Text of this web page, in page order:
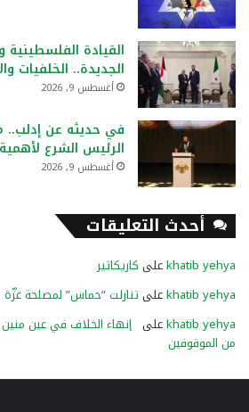
القيادة الفلسطينية
الجديدة.. الخلفيات
أغسطس 9, 2026
في حديثه عن إدلب..
الرئيس الشرع
أغسطس 9, 2026
أحدث التعليقات
khatib yehyaعلى كاريكاتير
khatib yehyaعلى تنازلت “حماس” لمصلحة غزّة
khatib yehyaعلى إنهاء الخلاف في عين
من الموقوفين